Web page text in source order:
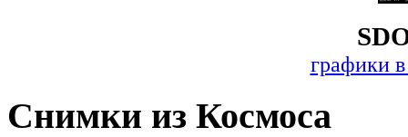
графики
Снимки из Космоса